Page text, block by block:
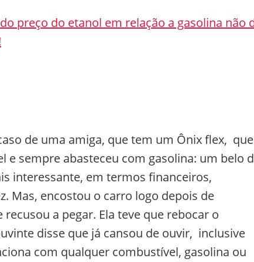
preço do etanol em relação a gasolina não
de uma amiga, que tem um Ônix flex, que
sempre abasteceu com gasolina: um belo
interessante, em termos financeiros,
Mas, encostou o carro logo depois de
a pegar. Ela teve que rebocar o
disse que já cansou de ouvir, inclusive
com qualquer combustível, gasolina ou